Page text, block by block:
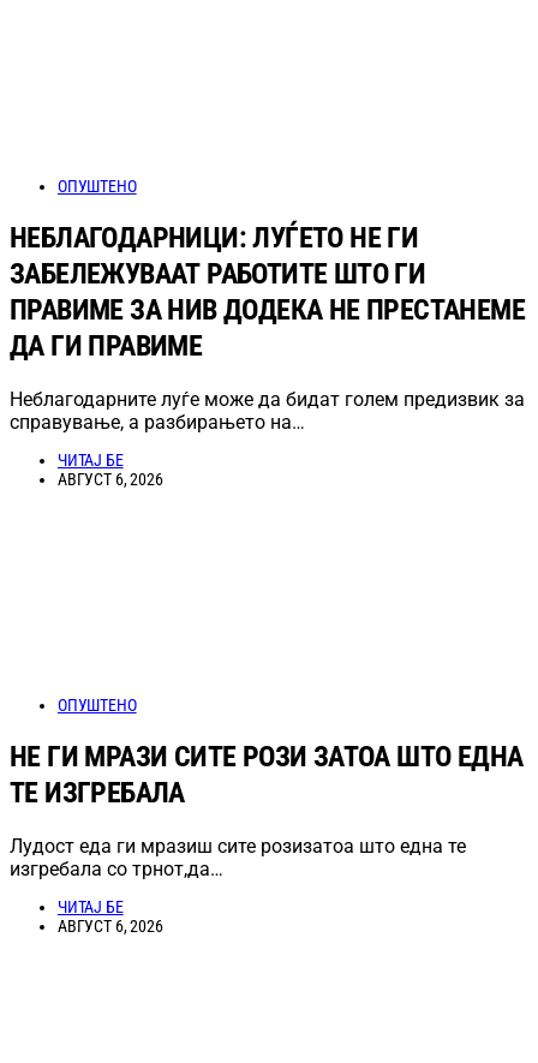
ОПУШТЕНО
НЕБЛАГОДАРНИЦИ: ЛУЃЕТО НЕ ГИ
ЗАБЕЛЕЖУВААТ РАБОТИТЕ ШТО ГИ
ПРАВИМЕ ЗА НИВ ДОДЕКА НЕ ПРЕСТАНЕМЕ
ДА ГИ ПРАВИМЕ
Неблагодарните луѓе може да бидат голем предизвик за
справување, а разбирањето на…
ЧИТАЈ БЕ
АВГУСТ 6, 2026
ОПУШТЕНО
НЕ ГИ МРАЗИ СИТЕ РОЗИ ЗАТОА ШТО ЕДНА
ТЕ ИЗГРЕБАЛА
Лудост еда ги мразиш сите розизатоа што една те
изгребала со трнот,да…
ЧИТАЈ БЕ
АВГУСТ 6, 2026